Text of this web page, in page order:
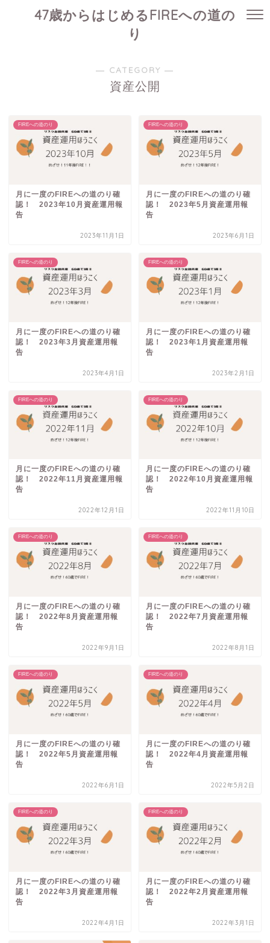
47歳からはじめるFIREへの道の
り
― CATEGORY ―
資産公開
FIREへの道のり
月に一度のFIREへの道のり確
認！ 2023年10月資産運用報
告
2023年11月1日
FIREへの道のり
月に一度のFIREへの道のり確
認！ 2023年5月資産運用報
告
2023年6月1日
FIREへの道のり
月に一度のFIREへの道のり確
認！ 2023年3月資産運用報
告
2023年4月1日
FIREへの道のり
月に一度のFIREへの道のり確
認！ 2023年1月資産運用報
告
2023年2月1日
FIREへの道のり
月に一度のFIREへの道のり確
認！ 2022年11月資産運用報
告
2022年12月1日
FIREへの道のり
月に一度のFIREへの道のり確
認！ 2022年10月資産運用報
告
2022年11月10日
FIREへの道のり
月に一度のFIREへの道のり確
認！ 2022年8月資産運用報
告
2022年9月1日
FIREへの道のり
月に一度のFIREへの道のり確
認！ 2022年7月資産運用報
告
2022年8月1日
FIREへの道のり
月に一度のFIREへの道のり確
認！ 2022年5月資産運用報
告
2022年6月1日
FIREへの道のり
月に一度のFIREへの道のり確
認！ 2022年4月資産運用報
告
2022年5月2日
FIREへの道のり
月に一度のFIREへの道のり確
認！ 2022年3月資産運用報
告
2022年4月1日
FIREへの道のり
月に一度のFIREへの道のり確
認！ 2022年2月資産運用報
告
2022年3月1日